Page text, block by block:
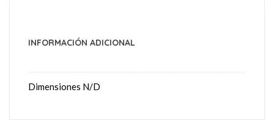
INFORMACIÓN ADICIONAL
Dimensiones N/D